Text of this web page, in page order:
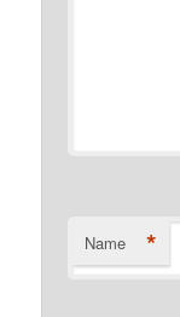
Name *